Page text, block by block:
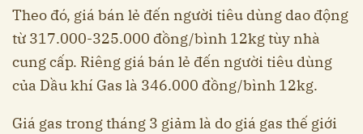
Theo đó, giá bán lẻ đến người tiêu dùng dao động
từ 317.000-325.000 đồng/bình 12kg tùy nhà
cung cấp. Riêng giá bán lẻ đến người tiêu dùng
của Dầu khí Gas là 346.000 đồng/bình 12kg.
Giá gas trong tháng 3 giảm là do giá gas thế giới